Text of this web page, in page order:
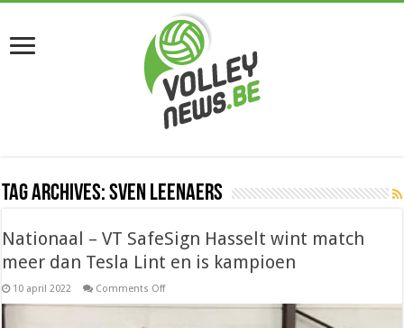
Tag Archives:Sven Leenaers
Nationaal – VT SafeSign Hasselt wint match
meer dan Tesla Lint en is kampioen
10 april 2022 Comments Offon
–